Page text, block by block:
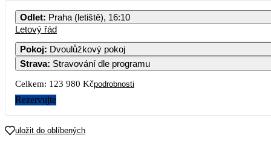
Odlet: Praha (letiště), 16:10
Letový řád
Pokoj: Dvoulůžkový pokoj
Strava: Stravování dle programu
Celkem: 123 980 Kčpodrobnosti
Rezervujte
uložit do oblíbených